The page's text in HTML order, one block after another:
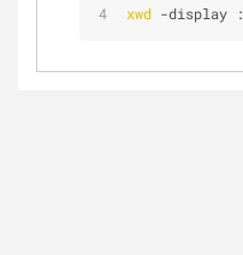
xwd -display :